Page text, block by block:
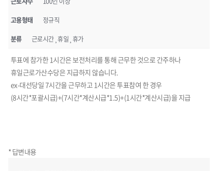
고용형태 정규직
분류 근로시간¸휴일¸휴가
투표에 참가한 1시간은 보전처리를 통해 근무한 것으로 간주하나
휴일근로가산수당은 지급하지 않습니다.
ex-대선당일 7시간을 근무하고 1시간은 투표참여 한 경우
(8시간*포괄시급)+(7시간*계산시급*1.5)+(1시간*계산시급)을 지급
* 답변내용